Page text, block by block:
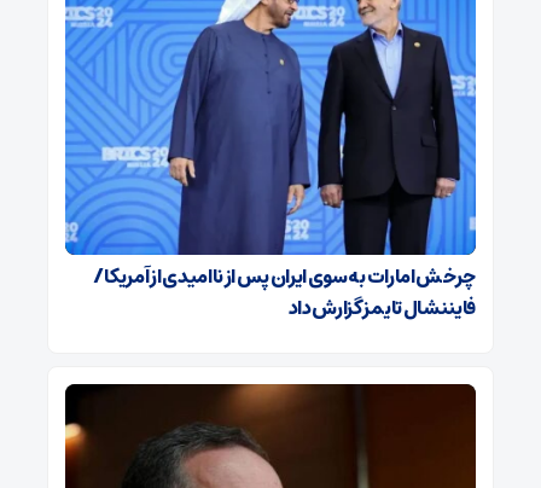
چرخش امارات به سوی ایران پس از ناامیدی از آمریکا /
فایننشال تایمز گزارش داد